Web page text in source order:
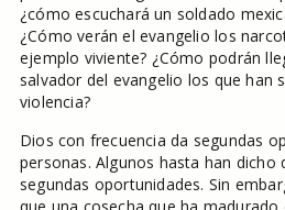
¿cómo escuchará un soldado
¿Cómo verán el evangelio los
ejemplo viviente? ¿Cómo podrán
salvador del evangelio los que han
violencia?
Dios con frecuencia da segundas
personas. Algunos hasta han dicho
segundas oportunidades. Sin